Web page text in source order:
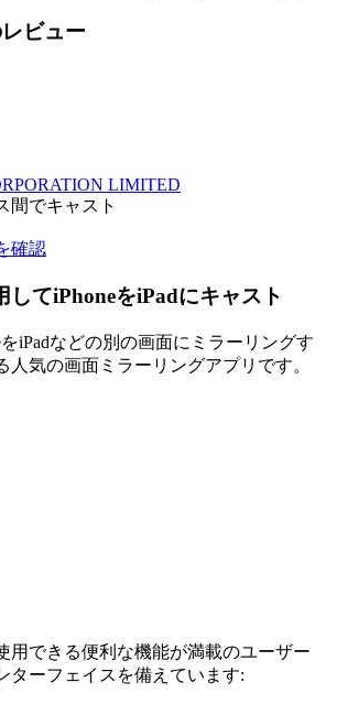
ビュー
LIMITED
間でキャスト
確認
してiPhoneをiPadにキャスト
をiPadなどの別の画面にミラーリングす
人気の画面ミラーリングアプリです。
用できる便利な機能が満載のユーザー
ターフェイスを備えています: